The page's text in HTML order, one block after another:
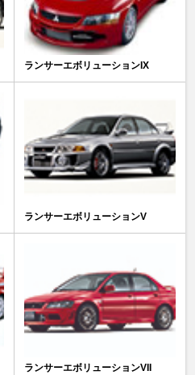
ランサーエボリューションIX
ランサーエボリューションV
ランサーエボリューションVII